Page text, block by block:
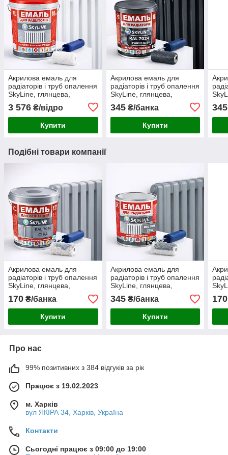
Акрилова емаль для
радіаторів і труб опалення
SkyLine, глянцева,
термостійка, без запаху,
біла, 10 л
3 576 ₴/відро
Купити
Акрилова емаль для
радіаторів і труб опалення
SkyLine, глянцева,
термостійка, без запаху,
графітова, 750 мл
345₴/банка
Купити
345
Подібні товари компанії
Акрилова емаль для
радіаторів і труб опалення
SkyLine, глянцева,
термостійка, без запаху,
сіра, 400 мл
170 ₴/банка
Купити
Акрилова емаль для
радіаторів і труб опалення
SkyLine, глянцева,
термостійка, без запаху,
сіра, 750 мл
345₴/банка
Купити
170
Про нас
99% позитивних з 384 відгуків за рік
Працює з 19.02.2023
м. Харків
вул ЯКІРА 34, Харків, Україна
Контакти
Сьогодні працює з 09:00 до 19:00